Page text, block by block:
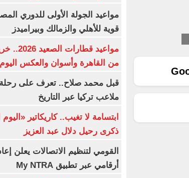
مواعيد الجولة الأولى للدوري
قوية للأهلي والزمالك وبيراميدز
مواعيد
من القاهرة وأسوان والعكس اليوم
قبل محمد صلاح.. تعرف على رحلة
ملاعب تركيا عبر التاريخ
ابتسامة لا تغيب.. كاريكاتير
ذكرى رحيل دلال عبد العزيز
القومي لتنظيم الاتصالات يعلن
أرقامي عبر تطبيق My NTRA